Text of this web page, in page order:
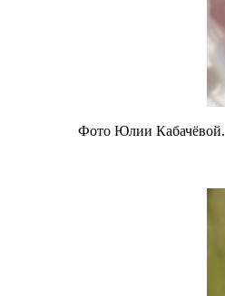
Фото Юлии Кабачёвой.